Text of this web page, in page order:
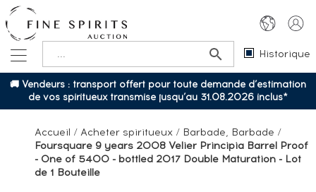
Historique
🚚 Vendeurs : transport offert pour toute demande d’estimation
de vos spiritueux transmise jusqu’au 31.08.2026 inclus*
Accueil / Acheter spiritueux / Barbade, Barbade /
Foursquare 9 years 2008 Velier Principia Barrel Proof
- One of 5400 - bottled 2017 Double Maturation - Lot
de 1 Bouteille